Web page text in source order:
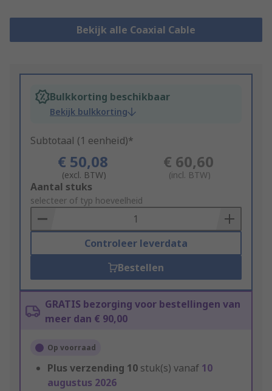
Bekijk alle Coaxial Cable
Bulkkorting beschikbaar
Bekijk bulkkorting
Subtotaal (1 eenheid)*
€ 50,08
(excl. BTW)
€ 60,60
(incl. BTW)
Add
to
Basket
Aantal stuks
selecteer of typ hoeveelheid
Controleer leverdata
Bestellen
GRATIS bezorging voor bestellingen van
meer dan € 90,00
Op voorraad
Plus verzending 10 stuk(s) vanaf 10
augustus 2026